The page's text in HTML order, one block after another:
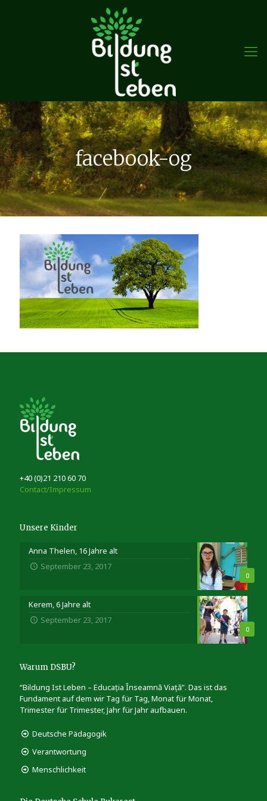
facebook-og
+40 (0)21 210 60 70
Contact/Impressum
Unsere Kinder
0
Anna Thelen, 16 Jahre alt
September 23, 2017
0
Kerem, 6 Jahre alt
September 23, 2017
Warum DSBU?
“Bildung Ist Leben – Educația Înseamnă Viață”. Das ist das
Fundament auf dem wir Tag für Tag, Monat für Monat,
Trimester für Trimester, Jahr für Jahr aufbauen.
Deutsche Pädagogik
Verantwortung
Menschlichkeit